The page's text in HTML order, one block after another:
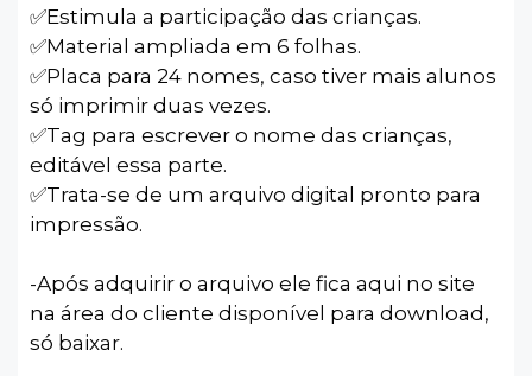
✅️Estimula a participação das crianças.
✅️Material ampliada em 6 folhas.
✅️Placa para 24 nomes, caso tiver mais alunos
só imprimir duas vezes.
✅️Tag para escrever o nome das crianças,
editável essa parte.
✅️Trata-se de um arquivo digital pronto para
impressão.
-Após adquirir o arquivo ele fica aqui no site
na área do cliente disponível para download,
só baixar.